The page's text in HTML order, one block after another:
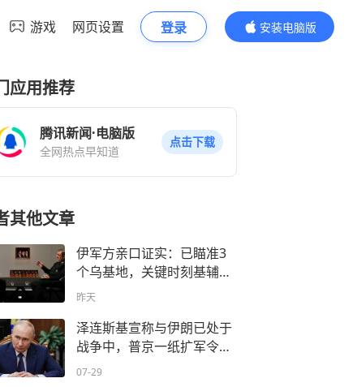
游戏 网页设置 登录
安装电脑版
内容更精彩
应用推荐
腾讯新闻·电脑版
全网热点早知道
点击下载
其他文章
伊军方亲口证实：已瞄准3
个乌基地，关键时刻基辅主
动打电话道歉
昨天
泽连斯基宣称与伊朗已处于
战争中，普京一纸扩军令，
俄军增兵2.5万人
07-29